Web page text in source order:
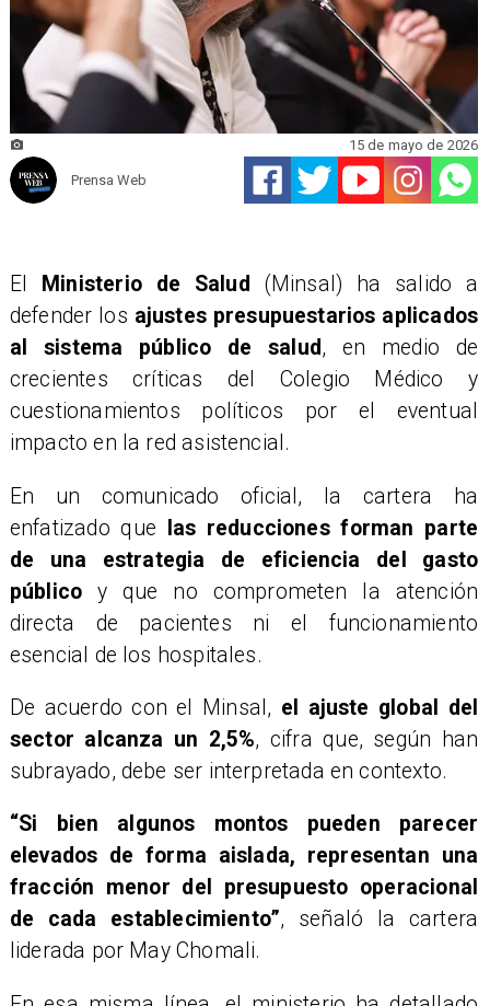
Prensa Web
15 de mayo de 2026
El Ministerio de Salud
(Minsal) ha salido a
defender los ajustes presupuestarios aplicados
al sistema público de salud, en medio de
crecientes críticas del Colegio Médico y
cuestionamientos políticos por el eventual
impacto en la red asistencial.
En un comunicado oficial, la cartera ha
enfatizado que
las reducciones forman parte
de una estrategia de eficiencia del gasto
público y que no comprometen la atención
directa de pacientes ni el funcionamiento
esencial de los hospitales.
De acuerdo con el Minsal, el ajuste global del
sector alcanza un 2,5%, cifra que, según han
subrayado, debe ser interpretada en contexto.
“Si bien algunos montos pueden parecer
elevados de forma aislada, representan una
fracción menor del presupuesto operacional
de cada establecimiento”, señaló la cartera
liderada por May Chomali.